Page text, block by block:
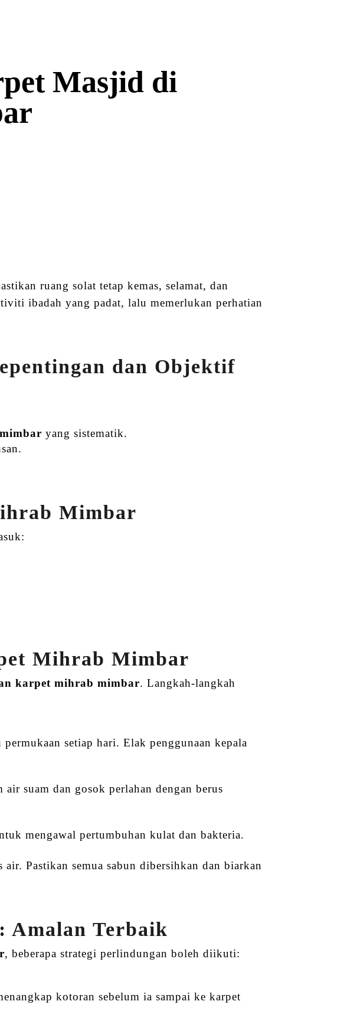
Masjid di
ruang solat tetap kemas, selamat, dan
ibadah yang padat, lalu memerlukan perhatian
dan Objektif
yang sistematik.
Mimbar
Mihrab Mimbar
karpet mihrab mimbar. Langkah-langkah
setiap hari. Elak penggunaan kepala
suam dan gosok perlahan dengan berus
mengawal pertumbuhan kulat dan bakteria.
Pastikan semua sabun dibersihkan dan biarkan
Amalan Terbaik
, beberapa strategi perlindungan boleh diikuti:
kotoran sebelum ia sampai ke karpet